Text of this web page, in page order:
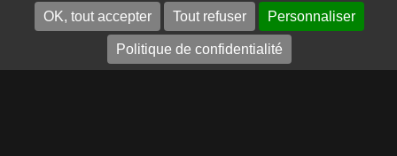
OK, tout accepter Tout refuser Personnaliser
Politique de confidentialité